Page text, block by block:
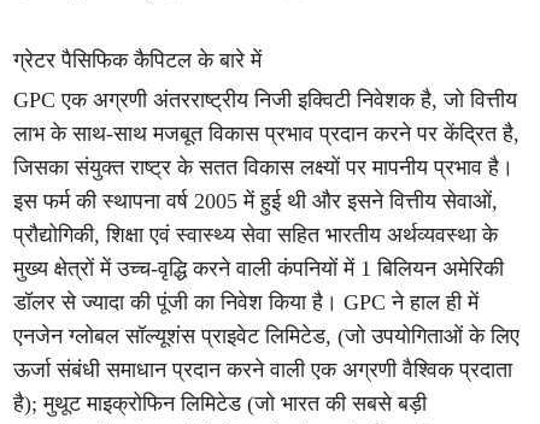
ग्रेटर पैसिफिक कैपिटल के बारे में
GPC एक अग्रणी अंतरराष्ट्रीय निजी इक्विटी निवेशक है, जो वित्तीय
लाभ के साथ-साथ मजबूत विकास प्रभाव प्रदान करने पर केंद्रित है,
जिसका संयुक्त राष्ट्र के सतत विकास लक्ष्यों पर मापनीय प्रभाव है।
इस फर्म की स्थापना वर्ष 2005 में हुई थी और इसने वित्तीय सेवाओं,
प्रौद्योगिकी, शिक्षा एवं स्वास्थ्य सेवा सहित भारतीय अर्थव्यवस्था के
मुख्य क्षेत्रों में उच्च-वृद्धि करने वाली कंपनियों में 1 बिलियन अमेरिकी
डॉलर से ज्यादा की पूंजी का निवेश किया है। GPC ने हाल ही में
एनजेन ग्लोबल सॉल्यूशंस प्राइवेट लिमिटेड, (जो उपयोगिताओं के लिए
ऊर्जा संबंधी समाधान प्रदान करने वाली एक अग्रणी वैश्विक प्रदाता
है); मुथूट माइक्रोफिन लिमिटेड (जो भारत की सबसे बड़ी